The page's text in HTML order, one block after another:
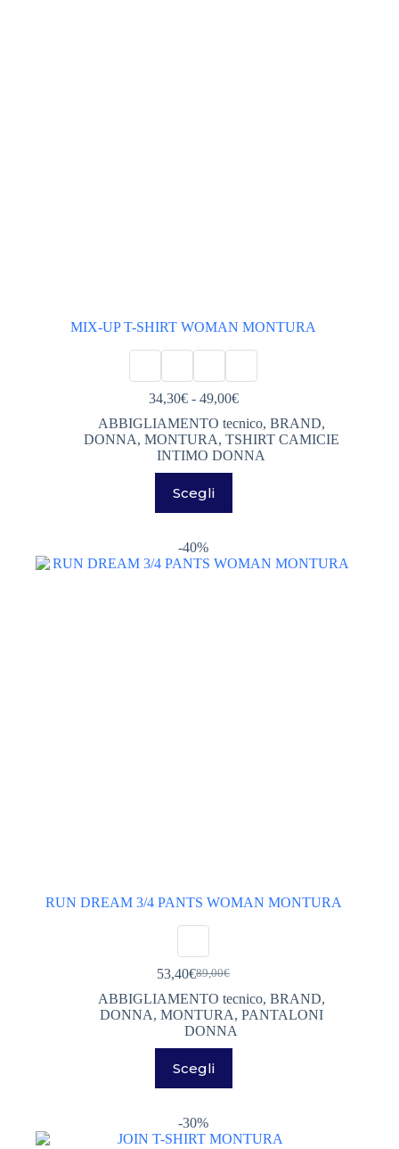
MIX-UP T-SHIRT WOMAN MONTURA
34,30€ - 49,00€Fascia
prezzo:
da
34,30€
ABBIGLIAMENTO tecnico, BRAND,
DONNA, MONTURA, TSHIRT CAMICIE
INTIMO DONNA
Scegli
prodotto
ha
varianti.
Le
-40%
RUN DREAM 3/4 PANTS WOMAN MONTURA
89,00€
Il
prezzo
originale
era:
53,40€Il
prezzo
attuale
è:
ABBIGLIAMENTO tecnico, BRAND,
DONNA, MONTURA, PANTALONI
DONNA
Scegli
prodotto
ha
varianti.
Le
-30%